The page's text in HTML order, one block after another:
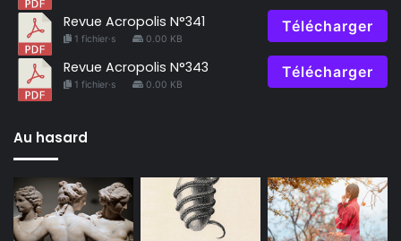
Revue Acropolis N°341
1 fichier·s 0.00 KB
Télécharger
Revue Acropolis N°343
1 fichier·s 0.00 KB
Télécharger
Au hasard